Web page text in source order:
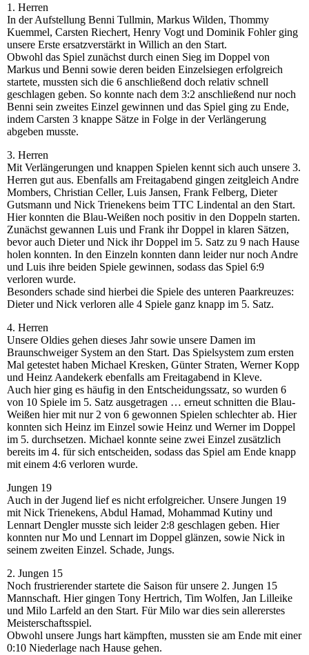
1. Herren
In der Aufstellung Benni Tullmin, Markus Wilden, Thommy
Kuemmel, Carsten Riechert, Henry Vogt und Dominik Fohler ging
unsere Erste ersatzverstärkt in Willich an den Start.
Obwohl das Spiel zunächst durch einen Sieg im Doppel von
Markus und Benni sowie deren beiden Einzelsiegen erfolgreich
startete, mussten sich die 6 anschließend doch relativ schnell
geschlagen geben. So konnte nach dem 3:2 anschließend nur noch
Benni sein zweites Einzel gewinnen und das Spiel ging zu Ende,
indem Carsten 3 knappe Sätze in Folge in der Verlängerung
abgeben musste.
3. Herren
Mit Verlängerungen und knappen Spielen kennt sich auch unsere 3.
Herren gut aus. Ebenfalls am Freitagabend gingen zeitgleich Andre
Mombers, Christian Celler, Luis Jansen, Frank Felberg, Dieter
Gutsmann und Nick Trienekens beim TTC Lindental an den Start.
Hier konnten die Blau-Weißen noch positiv in den Doppeln starten.
Zunächst gewannen Luis und Frank ihr Doppel in klaren Sätzen,
bevor auch Dieter und Nick ihr Doppel im 5. Satz zu 9 nach Hause
holen konnten. In den Einzeln konnten dann leider nur noch Andre
und Luis ihre beiden Spiele gewinnen, sodass das Spiel 6:9
verloren wurde.
Besonders schade sind hierbei die Spiele des unteren Paarkreuzes:
Dieter und Nick verloren alle 4 Spiele ganz knapp im 5. Satz.
4. Herren
Unsere Oldies gehen dieses Jahr sowie unsere Damen im
Braunschweiger System an den Start. Das Spielsystem zum ersten
Mal getestet haben Michael Kresken, Günter Straten, Werner Kopp
und Heinz Aandekerk ebenfalls am Freitagabend in Kleve.
Auch hier ging es häufig in den Entscheidungssatz, so wurden 6
von 10 Spiele im 5. Satz ausgetragen … erneut schnitten die Blau-
Weißen hier mit nur 2 von 6 gewonnen Spielen schlechter ab. Hier
konnten sich Heinz im Einzel sowie Heinz und Werner im Doppel
im 5. durchsetzen. Michael konnte seine zwei Einzel zusätzlich
bereits im 4. für sich entscheiden, sodass das Spiel am Ende knapp
mit einem 4:6 verloren wurde.
Jungen 19
Auch in der Jugend lief es nicht erfolgreicher. Unsere Jungen 19
mit Nick Trienekens, Abdul Hamad, Mohammad Kutiny und
Lennart Dengler musste sich leider 2:8 geschlagen geben. Hier
konnten nur Mo und Lennart im Doppel glänzen, sowie Nick in
seinem zweiten Einzel. Schade, Jungs.
2. Jungen 15
Noch frustrierender startete die Saison für unsere 2. Jungen 15
Mannschaft. Hier gingen Tony Hertrich, Tim Wolfen, Jan Lilleike
und Milo Larfeld an den Start. Für Milo war dies sein allererstes
Meisterschaftsspiel.
Obwohl unsere Jungs hart kämpften, mussten sie am Ende mit einer
0:10 Niederlage nach Hause gehen.